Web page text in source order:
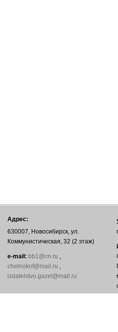
Адрес:
630007, Новосибирск, ул.
Коммунистическая, 32 (2 этаж)
е-mail: bb1@cn.ru ,
chelnokof@mail.ru ,
izdatelstvo.gazet@mail.ru